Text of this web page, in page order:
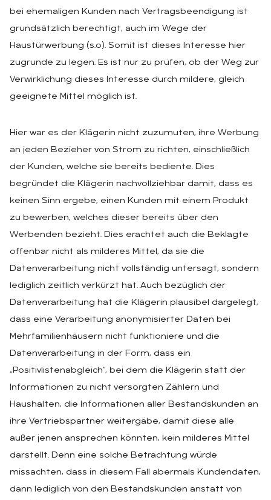
bei ehemaligen Kunden nach Vertragsbeendigung ist
grundsätzlich berechtigt, auch im Wege der
Haustürwerbung (s.o). Somit ist dieses Interesse hier
zugrunde zu legen. Es ist nur zu prüfen, ob der Weg zur
Verwirklichung dieses Interesse durch mildere, gleich
geeignete Mittel möglich ist.
Hier war es der Klägerin nicht zuzumuten, ihre Werbung
an jeden Bezieher von Strom zu richten, einschließlich
der Kunden, welche sie bereits bediente. Dies
begründet die Klägerin nachvollziehbar damit, dass es
keinen Sinn ergebe, einen Kunden mit einem Produkt
zu bewerben, welches dieser bereits über den
Werbenden bezieht. Dies erachtet auch die Beklagte
offenbar nicht als milderes Mittel, da sie die
Datenverarbeitung nicht vollständig untersagt, sondern
lediglich zeitlich verkürzt hat. Auch bezüglich der
Datenverarbeitung hat die Klägerin plausibel dargelegt,
dass eine Verarbeitung anonymisierter Daten bei
Mehrfamilienhäusern nicht funktioniere und die
Datenverarbeitung in der Form, dass ein
„Positivlistenabgleich“, bei dem die Klägerin statt der
Informationen zu nicht versorgten Zählern und
Haushalten, die Informationen aller Bestandskunden an
ihre Vertriebspartner weitergäbe, damit diese alle
außer jenen ansprechen könnten, kein milderes Mittel
darstellt. Denn eine solche Betrachtung würde
missachten, dass in diesem Fall abermals Kundendaten,
dann lediglich von den Bestandskunden anstatt von